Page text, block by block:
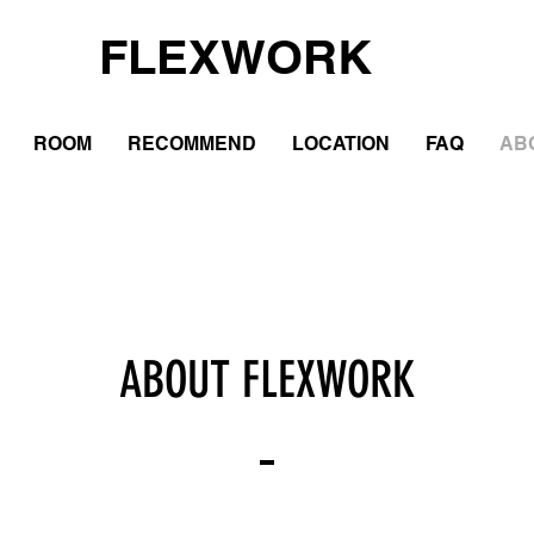
FLEXWORK
ROOM RECOMMEND LOCATION FAQ
ABOUT FLEXWORK